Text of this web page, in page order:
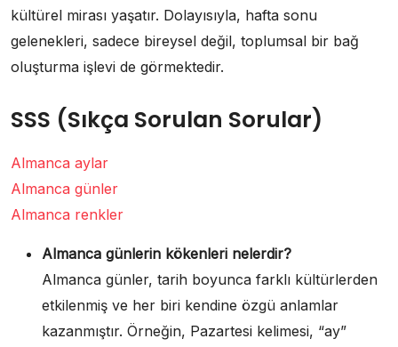
kültürel mirası yaşatır. Dolayısıyla, hafta sonu
gelenekleri, sadece bireysel değil, toplumsal bir bağ
oluşturma işlevi de görmektedir.
SSS (Sıkça Sorulan Sorular)
Almanca aylar
Almanca günler
Almanca renkler
Almanca günlerin kökenleri nelerdir?
Almanca günler, tarih boyunca farklı kültürlerden
etkilenmiş ve her biri kendine özgü anlamlar
kazanmıştır. Örneğin, Pazartesi kelimesi, “ay”